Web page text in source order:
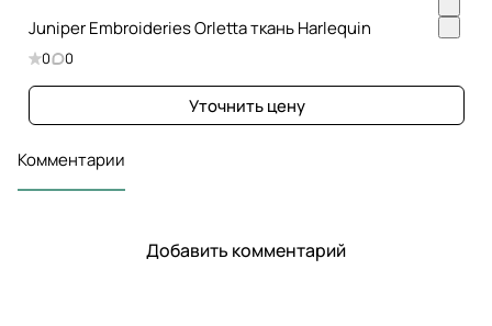
Juniper Embroideries Orletta ткань Harlequin
0 0
Уточнить цену
Комментарии
Добавить комментарий